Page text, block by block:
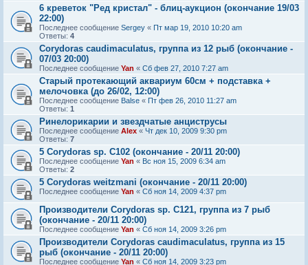
6 креветок "Ред кристал" - блиц-аукцион (окончание 19/03
22:00)
Последнее сообщение Sergey « Пт мар 19, 2010 10:20 am
Ответы: 4
Corydoras caudimaculatus, группа из 12 рыб (окончание -
07/03 20:00)
Последнее сообщение Yan « Сб фев 27, 2010 7:27 am
Старый протекающий аквариум 60см + подставка +
мелочовка (до 26/02, 12:00)
Последнее сообщение Balse « Пт фев 26, 2010 11:27 am
Ответы: 1
Ринелорикарии и звездчатые анциструсы
Последнее сообщение Alex « Чт дек 10, 2009 9:30 pm
Ответы: 7
5 Corydoras sp. C102 (окончание - 20/11 20:00)
Последнее сообщение Yan « Вс ноя 15, 2009 6:34 am
Ответы: 2
5 Corydoras weitzmani (окончание - 20/11 20:00)
Последнее сообщение Yan « Сб ноя 14, 2009 4:37 pm
Производители Corydoras sp. C121, группа из 7 рыб
(окончание - 20/11 20:00)
Последнее сообщение Yan « Сб ноя 14, 2009 3:26 pm
Производители Corydoras caudimaculatus, группа из 15
рыб (окончание - 20/11 20:00)
Последнее сообщение Yan « Сб ноя 14, 2009 3:23 pm